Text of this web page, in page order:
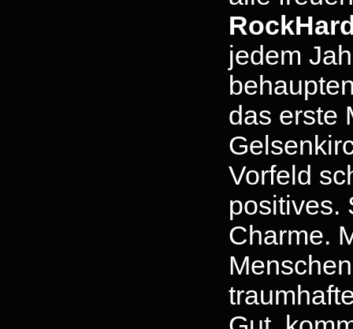
jedem
das erste
Vorfeld
positives.
Charme.